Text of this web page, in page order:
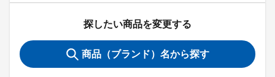
探したい商品を変更する
商品（ブランド）名から探す